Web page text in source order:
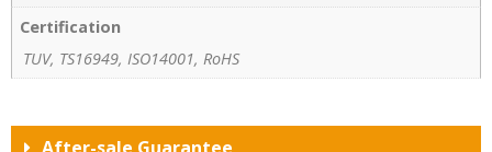
Certification
TUV, TS16949, ISO14001, RoHS